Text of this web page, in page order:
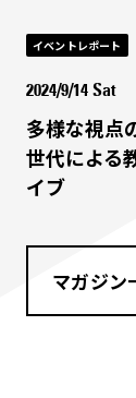
イベントレポート
2024/9/14 Sat
多様な視点
世代による
イブ
マガジン